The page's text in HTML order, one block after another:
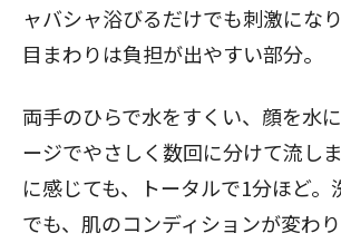
ャバシャ浴びるだけでも刺激にな
目まわりは負担が出やすい部分。
両手のひらで水をすくい、顔を水
ージでやさしく数回に分けて流し
に感じても、トータルで1分ほど。
でも、肌のコンディションが変わり